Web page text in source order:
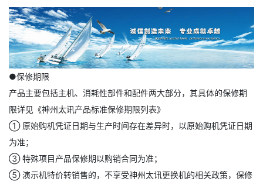
●保修期限
产品主要包括主机、消耗性部件和配件两大部分，其具体的保修期
限详见《神州太讯产品标准保修期限列表》
① 原始购机凭证日期与生产时间存在差异时，以原始购机凭证日期
为准；
③ 特殊项目产品保修期以购销合同为准；
⑤ 演示机特价转销售的，不享受神州太讯更换机的相关政策，保修